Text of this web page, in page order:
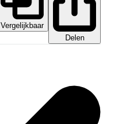
Vergelijkbaar
Delen